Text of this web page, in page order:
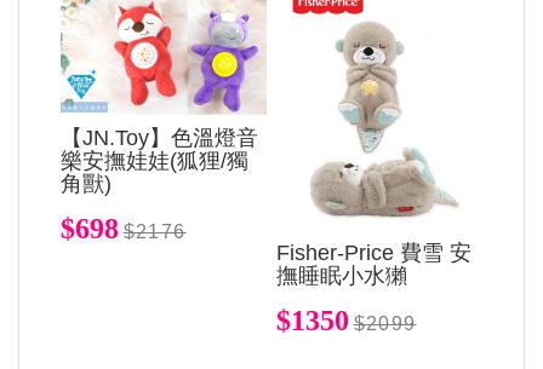
【JN.Toy】色溫燈音
樂安撫娃娃(狐狸/獨
角獸)
$698 $2176
Fisher-Price 費雪 安
撫睡眠小水獺
$1350 $2099